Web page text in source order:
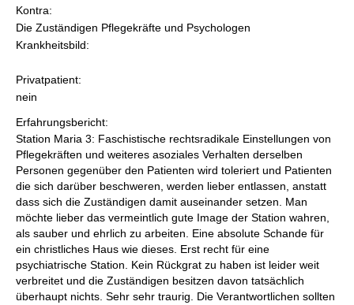
Kontra:
Die Zuständigen Pflegekräfte und Psychologen
Krankheitsbild:
Privatpatient:
nein
Erfahrungsbericht:
Station Maria 3: Faschistische rechtsradikale Einstellungen von
Pflegekräften und weiteres asoziales Verhalten derselben
Personen gegenüber den Patienten wird toleriert und Patienten
die sich darüber beschweren, werden lieber entlassen, anstatt
dass sich die Zuständigen damit auseinander setzen. Man
möchte lieber das vermeintlich gute Image der Station wahren,
als sauber und ehrlich zu arbeiten. Eine absolute Schande für
ein christliches Haus wie dieses. Erst recht für eine
psychiatrische Station. Kein Rückgrat zu haben ist leider weit
verbreitet und die Zuständigen besitzen davon tatsächlich
überhaupt nichts. Sehr sehr traurig. Die Verantwortlichen sollten